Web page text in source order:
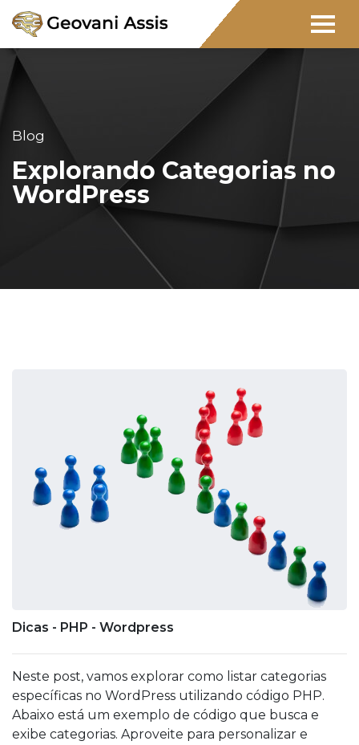
Blog
Explorando Categorias no
WordPress
Dicas - PHP - Wordpress
Neste post, vamos explorar como listar categorias
específicas no WordPress utilizando código PHP.
Abaixo está um exemplo de código que busca e
exibe categorias. Aproveite para personalizar e